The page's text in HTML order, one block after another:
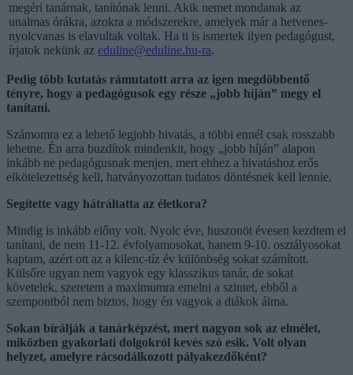
megéri tanárnak, tanítónak lenni. Akik nemet mondanak az
unalmas órákra, azokra a módszerekre, amelyek már a hetvenes-
nyolcvanas is elavultak voltak. Ha ti is ismertek ilyen pedagógust,
írjatok nekünk az eduline@eduline.hu-ra.
Pedig több kutatás rámutatott arra az igen megdöbbentő
tényre, hogy a pedagógusok egy része „jobb híján” megy el
tanítani.
Számomra ez a lehető legjobb hivatás, a többi ennél csak rosszabb
lehetne. Én arra buzdítok mindenkit, hogy „jobb híján” alapon
inkább ne pedagógusnak menjen, mert ehhez a hivatáshoz erős
elkötelezettség kell, hatványozottan tudatos döntésnek kell lennie.
Segítette vagy hátráltatta az életkora?
Mindig is inkább előny volt. Nyolc éve, huszonöt évesen kezdtem el
tanítani, de nem 11-12. évfolyamosokat, hanem 9-10. osztályosokat
kaptam, azért ott az a kilenc-tíz év különbség sokat számított.
Külsőre ugyan nem vagyok egy klasszikus tanár, de sokat
követelek, szeretem a maximumra emelni a szintet, ebből a
szempontból nem biztos, hogy én vagyok a diákok álma.
Sokan bírálják a tanárképzést, mert nagyon sok az elmélet,
miközben gyakorlati dolgokról kevés szó esik. Volt olyan
helyzet, amelyre rácsodálkozott pályakezdőként?